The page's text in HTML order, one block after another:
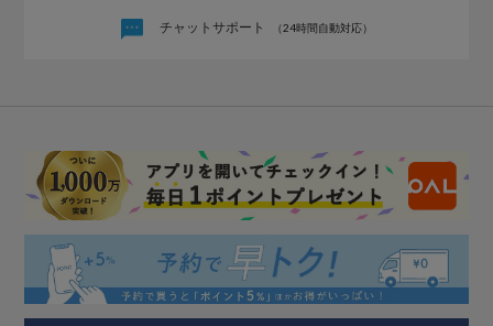
チャットサポート （24時間自動対応）